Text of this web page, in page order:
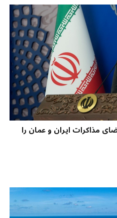
مذاکرات ایران و عمان را